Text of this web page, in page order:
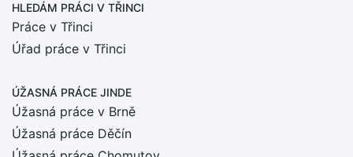
HLEDÁM PRÁCI V TŘINCI
Práce v Třinci
Úřad práce v Třinci
ÚŽASNÁ PRÁCE JINDE
Úžasná práce v Brně
Úžasná práce Děčín